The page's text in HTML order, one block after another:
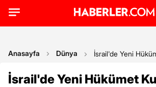
Anasayfa Dünya İsrail'de Yeni
İsrail'de Yeni Hükümet